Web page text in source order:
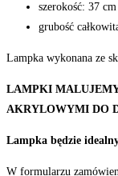
szerokość: 37 cm
grubość
Lampka wykonana ze
LAMPKI
AKRYLOWYMI DO
Lampka będzie
W formularzu